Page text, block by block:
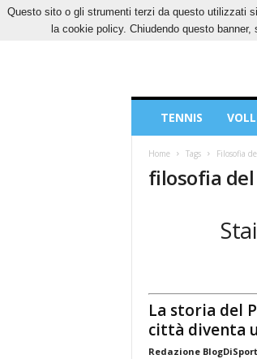
VENERDÌ, 7 AGOSTO 2026
Sport
TENNIS
Home Tags Filosofia
filosofia
La storia del
città diventa
Redazione BlogDiSport
Questo sito o gli strumenti terzi da questo utilizzati
la cookie policy. Chiudendo questo